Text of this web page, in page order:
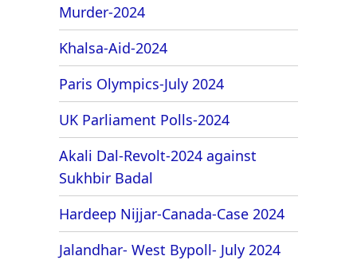
Murder-2024
Khalsa-Aid-2024
Paris Olympics-July 2024
UK Parliament Polls-2024
Akali Dal-Revolt-2024 against
Sukhbir Badal
Hardeep Nijjar-Canada-Case 2024
Jalandhar- West Bypoll- July 2024